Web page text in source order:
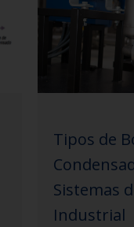
Tipos de
Sistemas
Industrial